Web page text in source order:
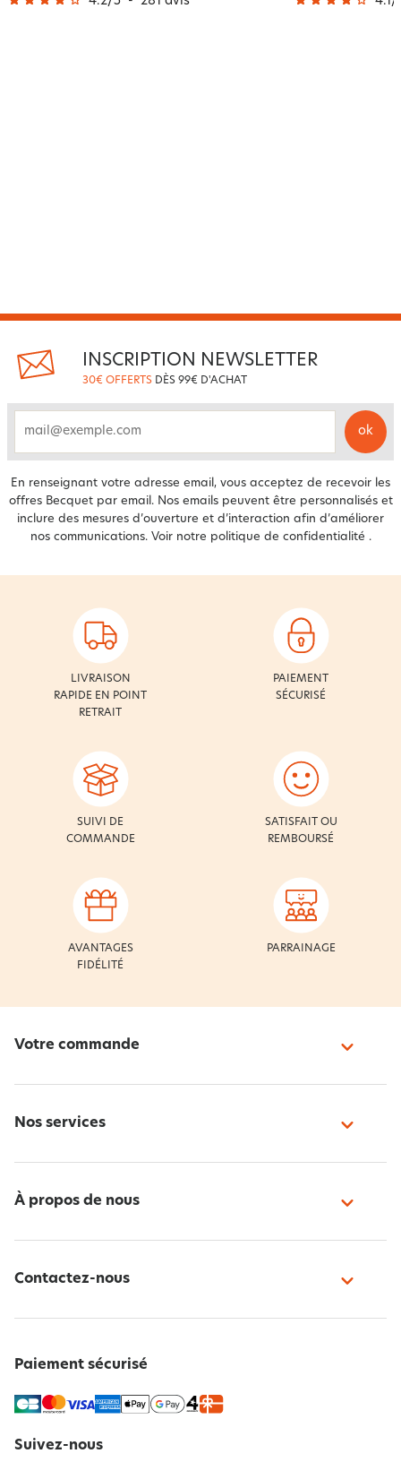
INSCRIPTION NEWSLETTER
30€ OFFERTS DÈS 99€ D'ACHAT
ok
En renseignant votre adresse email, vous acceptez de recevoir les
offres Becquet par email. Nos emails peuvent être personnalisés et
inclure des mesures d’ouverture et d’interaction afin d’améliorer
nos communications. Voir notre politique de confidentialité .
LIVRAISON
RAPIDE EN POINT
RETRAIT
PAIEMENT
SÉCURISÉ
SUIVI DE
COMMANDE
SATISFAIT OU
REMBOURSÉ
AVANTAGES
FIDÉLITÉ
PARRAINAGE
Votre commande
Nos services
À propos de nous
Contactez-nous
Paiement sécurisé
Suivez-nous